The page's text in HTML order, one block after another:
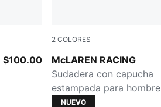
$100.00
2 COLORES
McLAREN RACING
ALPINE SNOW
Sudadera con capucha
estampada para hombre
NUEVO